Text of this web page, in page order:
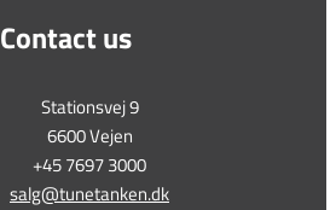
Contact us
Stationsvej 9
6600 Vejen
+45 7697 3000
salg@tunetanken.dk